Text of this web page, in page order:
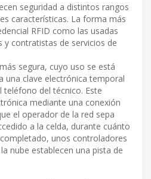
seguridad a distintos rangos
características. La forma más
RFID como las usadas
contratistas de servicios de
segura, cuyo uso se está
una clave electrónica temporal
teléfono del técnico. Este
mediante una conexión
el operador de la red sepa
a la celda, durante cuánto
unos controladores
nube establecen una pista de